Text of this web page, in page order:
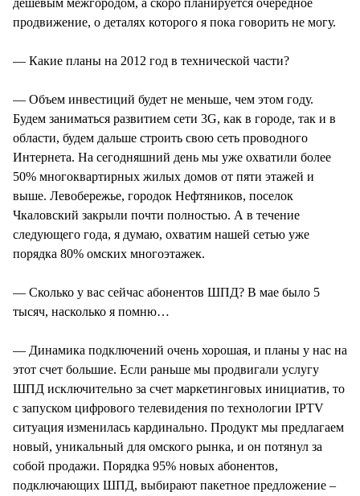
продвижение, о деталях которого я пока говорить не могу.
— Какие планы на 2012 год в технической части?
— Объем инвестиций будет не меньше, чем этом году.
Будем заниматься развитием сети 3G, как в городе, так и в
области, будем дальше строить свою сеть проводного
Интернета. На сегодняшний день мы уже охватили более
50% многоквартирных жилых домов от пяти этажей и
выше. Левобережье, городок Нефтяников, поселок
Чкаловский закрыли почти полностью. А в течение
следующего года, я думаю, охватим нашей сетью уже
порядка 80% омских многоэтажек.
— Сколько у вас сейчас абонентов ШПД? В мае было 5
тысяч, насколько я помню…
— Динамика подключений очень хорошая, и планы у нас на
этот счет большие. Если раньше мы продвигали услугу
ШПД исключительно за счет маркетинговых инициатив, то
с запуском цифрового телевидения по технологии IPTV
ситуация изменилась кардинально. Продукт мы предлагаем
новый, уникальный для омского рынка, и он потянул за
собой продажи. Порядка 95% новых абонентов,
подключающих ШПД, выбирают пакетное предложение –